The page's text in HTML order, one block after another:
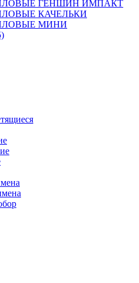
ГЕНШИН ИМПАКТ
КАЧЕЛЬКИ
МИНИ